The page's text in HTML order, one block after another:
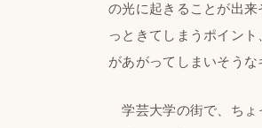
の光に起きることが出
っときてしまうポイン
があがってしまいそうな
学芸大学の街で、ちょ